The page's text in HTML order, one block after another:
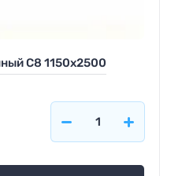
С8 1150x2500